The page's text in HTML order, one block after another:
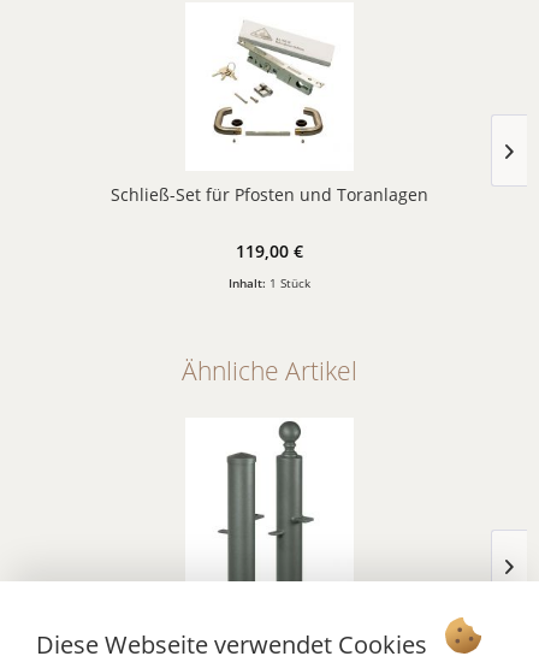
Schließ-Set für Pfosten und Toranlagen
119,00 €
Inhalt: 1 Stück
Ähnliche Artikel
Diese Webseite verwendet Cookies